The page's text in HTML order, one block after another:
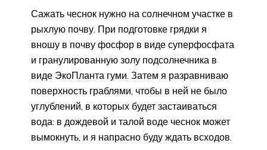
Сажать чеснок нужно на солнечном участке в
рыхлую почву. При подготовке грядки я
вношу в почву фосфор в виде суперфосфата
и гранулированную золу подсолнечника в
виде ЭкоПланта гуми. Затем я разравниваю
поверхность граблями, чтобы в ней не было
углублений, в которых будет застаиваться
вода: в дождевой и талой воде чеснок может
вымокнуть, и я напрасно буду ждать всходов.